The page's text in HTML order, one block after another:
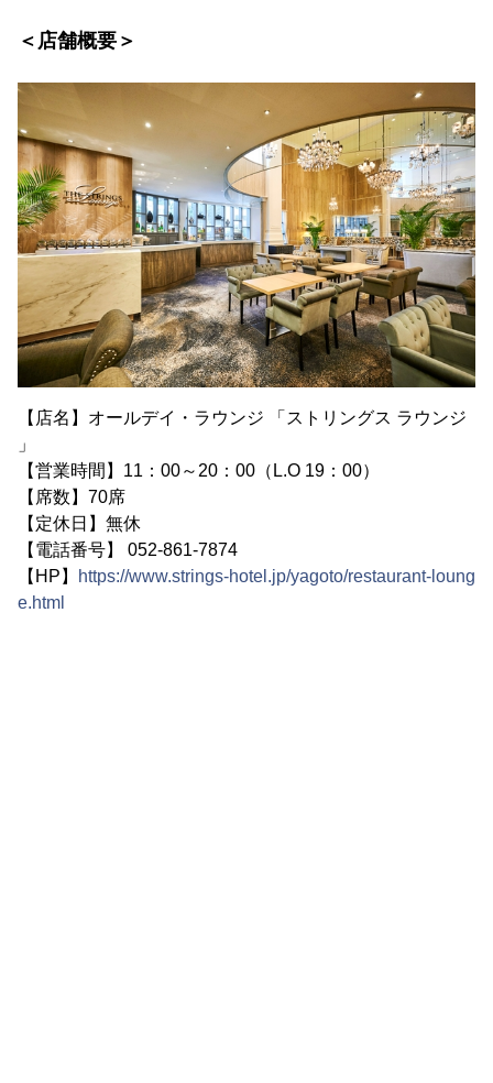
＜店舗概要＞
【店名】オールデイ・ラウンジ 「ストリングス ラウンジ
」
【営業時間】11：00～20：00（L.O 19：00）
【席数】70席
【定休日】無休
【電話番号】 052-861-7874
【HP】
https://www.strings-hotel.jp/yagoto/restaurant-loung
e.html